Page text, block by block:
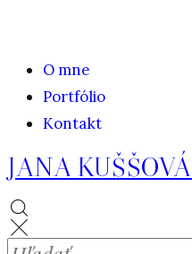
O mne
Portfólio
Kontakt
JANA KUŠŠOVÁ